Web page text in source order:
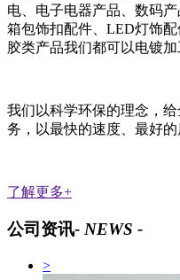
电、电子电器产品、数码
箱包饰扣配件、LED灯饰
胶类产品我们都可以电镀加
我们以科学环保的理念，
务，以最快的速度、最好的
了解更多+
公司资讯- NEWS -
>